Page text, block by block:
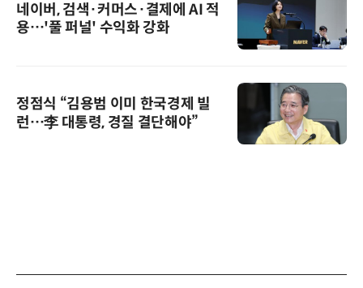
네이버, 검색·커머스·결제에 AI 적
용…'풀 퍼널' 수익화 강화
정점식 “김용범 이미 한국경제 빌
런…李 대통령, 경질 결단해야”